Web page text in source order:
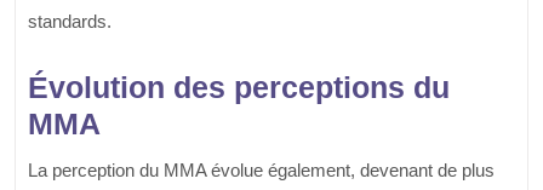
standards.
Évolution des perceptions du
MMA
La perception du MMA évolue également, devenant de plus